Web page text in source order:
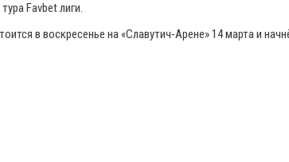
Favbet лиги.
в воскресенье на «Славутич-Арене» 14 марта и